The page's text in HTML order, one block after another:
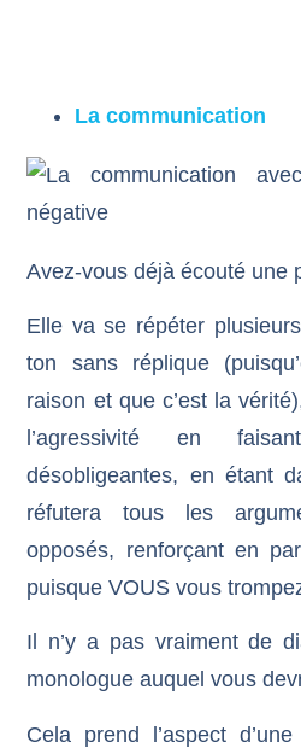
La communication
Avez-vous déjà écouté une
Elle va se répéter
ton sans réplique
raison et que c’est la
l’agressivité en
désobligeantes, en étant
réfutera tous les
opposés, renforçant en
puisque VOUS vous
Il n’y a pas vraiment de
monologue auquel vous
Cela prend l’aspect